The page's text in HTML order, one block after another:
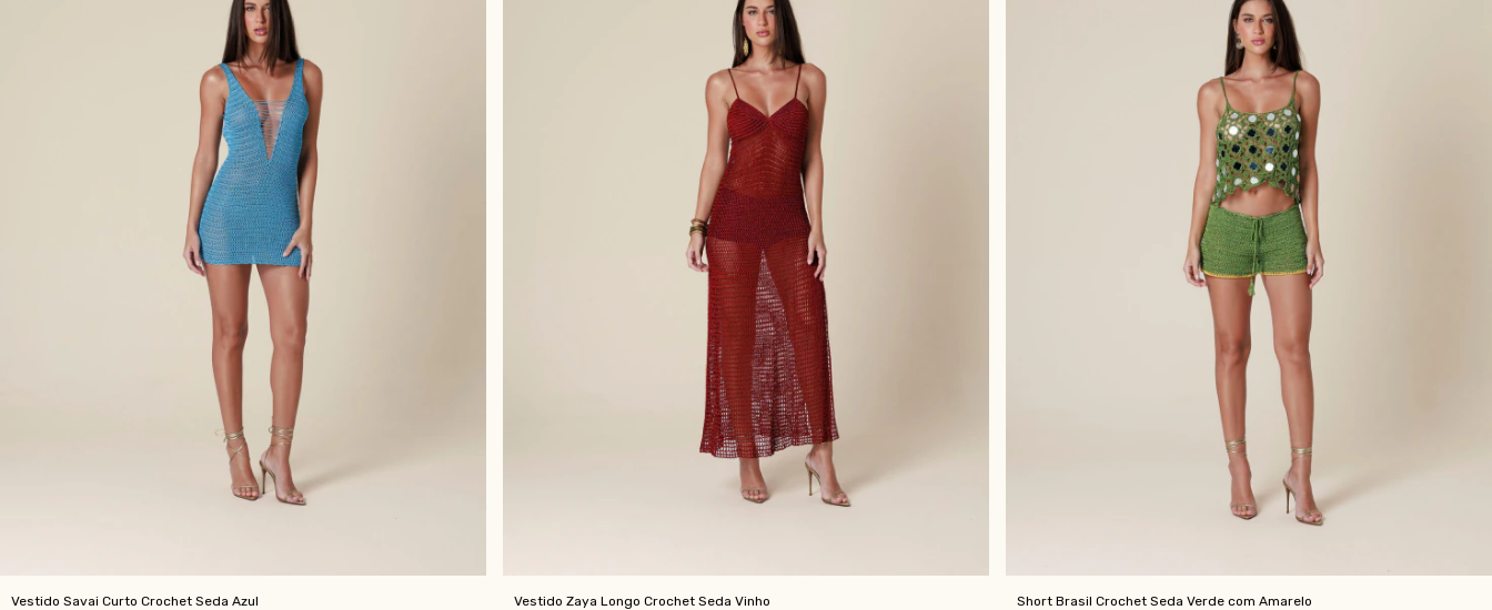
Vestido Savai Curto Crochet Seda Azul Vestido Zaya Longo Crochet Seda Vinho Short Brasil Crochet Seda Verde com Amarelo